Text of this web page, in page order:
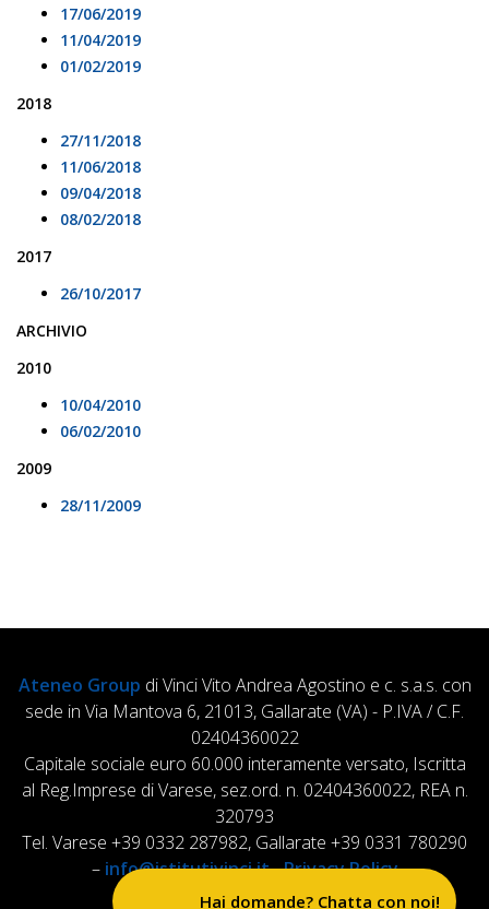
17/06/2019
11/04/2019
01/02/2019
2018
27/11/2018
11/06/2018
09/04/2018
08/02/2018
2017
26/10/2017
ARCHIVIO
2010
10/04/2010
06/02/2010
2009
28/11/2009
Ateneo Group di Vinci Vito Andrea Agostino e c. s.a.s. con
sede in Via Mantova 6, 21013, Gallarate (VA) - P.IVA / C.F.
02404360022
Capitale sociale euro 60.000 interamente versato, Iscritta
al Reg.Imprese di Varese, sez.ord. n. 02404360022, REA n.
320793
Tel. Varese +39 0332 287982, Gallarate +39 0331 780290
– info@istitutivinci.it-Privacy Policy
Hai domande? Chatta con noi!